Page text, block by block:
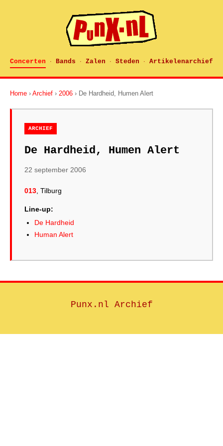
Concerten · Bands · Zalen · Steden · Artikelenarchief
Home › Archief › 2006 › De Hardheid, Humen Alert
ARCHIEF
De Hardheid, Humen Alert
22 september 2006
013 , Tilburg
Line-up:
De Hardheid
Human Alert
Punx.nl Archief